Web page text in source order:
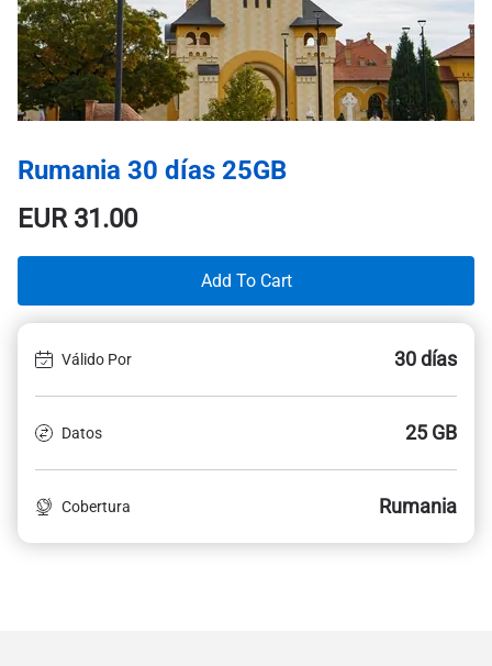
Rumania 30 días 25GB
EUR31.00
Add To Cart
Válido Por 30 días
Datos 25 GB
Cobertura Rumania